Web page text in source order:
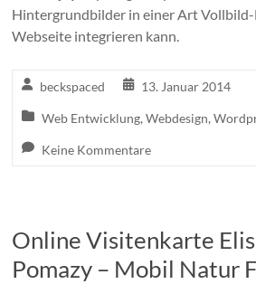
Hintergrundbilder in einer Art
Webseite integrieren kann.
beckspaced 13. Januar 2014
Web Entwicklung,Webdesign,
Keine Kommentare
Online Visitenkarte
Pomazy – Mobil Natur